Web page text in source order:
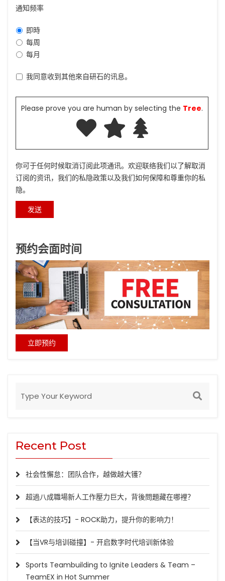
通知频率
即時
每周
每月
我同意收到其他來自研石的讯息。
Please prove you are human by selecting the Tree.
你可于任何时候取消订阅此项通讯。欢迎联络我们以了解取消
订阅的资讯，我们的私隐政策以及我们如何保障和尊重你的私
隐。
预约会面时间
立即预约
Recent Post
社会性懈怠：团队合作，越做越大镬？
超過八成職場新人工作壓力巨大，背後問題藏在哪裡？
【表达的技巧】- ROCK助力，提升你的影响力！
【当VR与培训碰撞】- 开启数字时代培训新体验
Sports Teambuilding to Ignite Leaders & Team –
TeamEX in Hot Summer